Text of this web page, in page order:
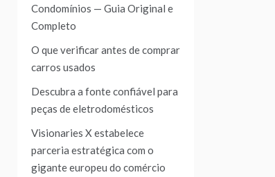
Condomínios — Guia Original e
Completo
O que verificar antes de comprar
carros usados
Descubra a fonte confiável para
peças de eletrodomésticos
Visionaries X estabelece
parceria estratégica com o
gigante europeu do comércio